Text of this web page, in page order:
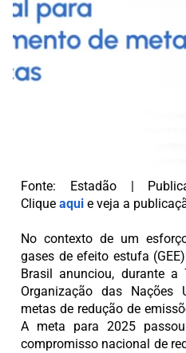
Fonte: Estadão |
Clique aqui e veja a
No contexto de um
gases de efeito estufa
Brasil anunciou, durante a
Organização das Nações
metas de redução de
A meta para 2025
compromisso nacional de